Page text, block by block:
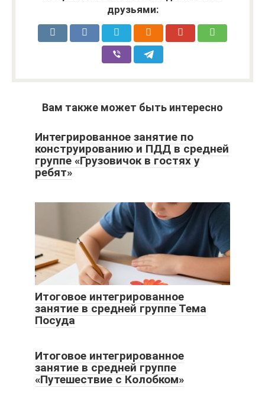
друзьями:
Вам также может быть интересно
Интегрированное занятие по
конструированию и ПДД в средней
группе «Грузовичок в гостях у
ребят»
Итоговое интегрированное
занятие в средней группе Тема
Посуда
Итоговое интегрированное
занятие в средней группе
«Путешествие с Колобком»